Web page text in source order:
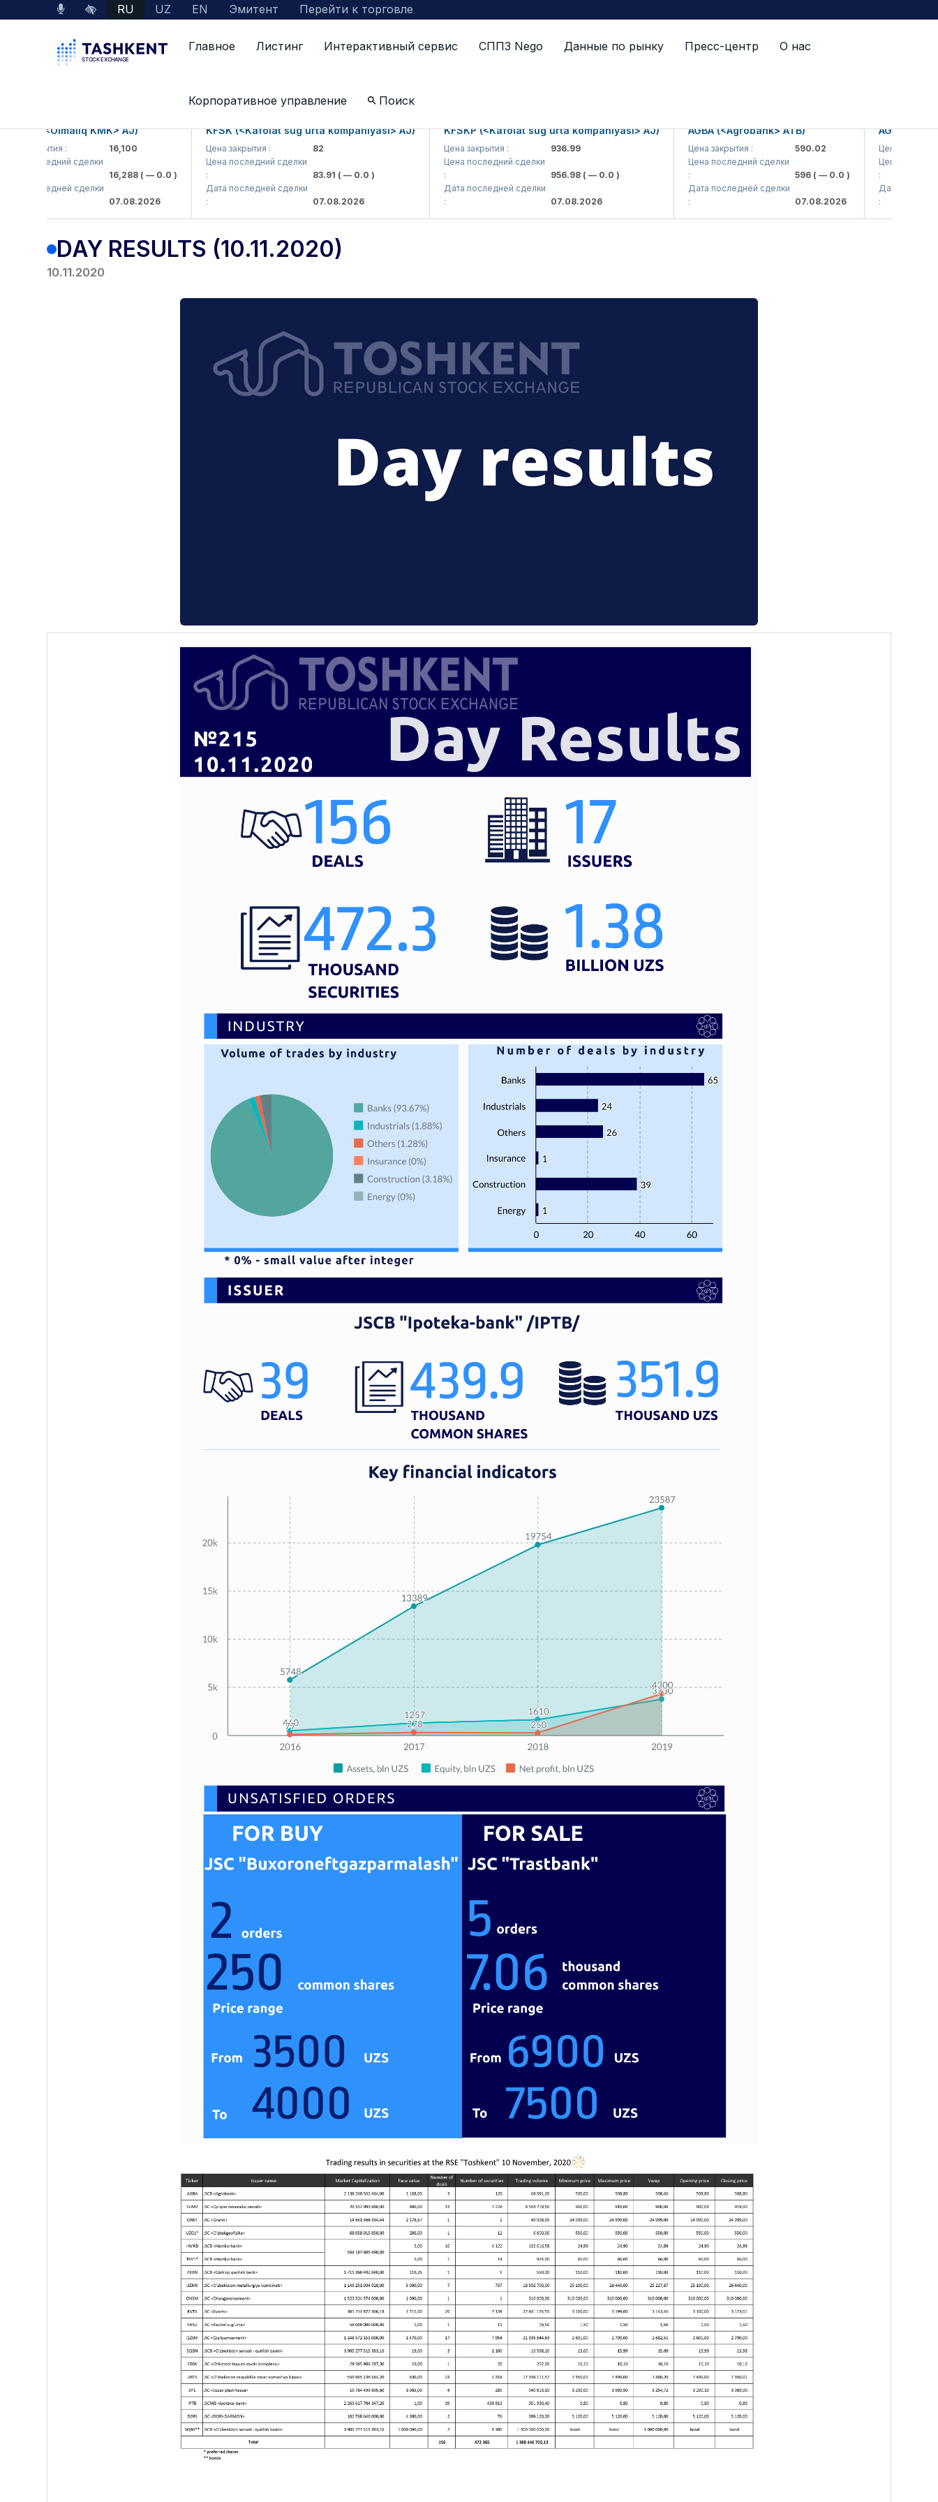
RU UZ EN Эмитент Перейти к торговле
Главное Листинг Интерактивный сервис СППЗ Nego Данные по рынку Пресс-центр О нас
Корпоративное управление Поиск
Results Day results (10.11.2020)
(<Olmaliq KMK> AJ)
16,100
последний сделки
16,288( — 0.0 )
последней сделки
07.08.2026
KFSK (<Kafolat sug'urta kompaniyasi> AJ)
Цена закрытия :
Цена последний сделки
83.91( — 0.0 )
Дата последней сделки
07.08.2026
KFSKP (<Kafolat sug'urta kompaniyasi> AJ)
Цена закрытия :
936.99
Цена последний сделки
956.98( — 0.0 )
Дата последней сделки
07.08.2026
AGBA (<Agrobank> ATB)
Цена закрытия :
590.02
Цена последний сделки
( — 0.0 )
Дата последней сделки
07.08.2026
AGBAP
Цена закрытия :
Цена последний
Дата последней
DAY RESULTS (10.11.2020)
10.11.2020